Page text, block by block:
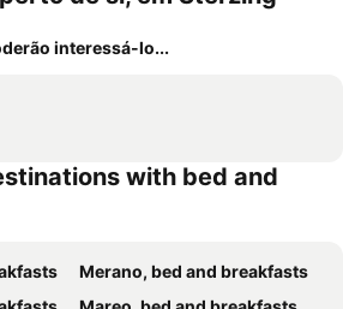
interessá-lo...
with bed and
Merano, bed and breakfasts